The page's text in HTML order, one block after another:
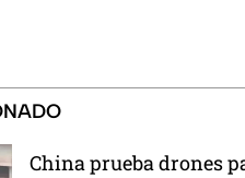
China prueba drones